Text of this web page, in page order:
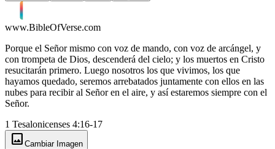
www.BibleOfVerse.com
Porque el Señor mismo con voz de mando, con voz de arcángel, y
con trompeta de Dios, descenderá del cielo; y los muertos en Cristo
resucitarán primero. Luego nosotros los que vivimos, los que
hayamos quedado, seremos arrebatados juntamente con ellos en las
nubes para recibir al Señor en el aire, y así estaremos siempre con el
Señor.
1 Tesalonicenses 4:16-17
image Cambiar Imagen